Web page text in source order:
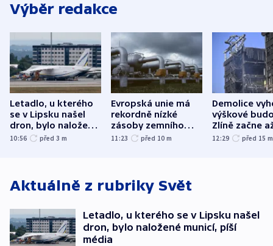
Výběr redakce
Letadlo, u kterého
se v Lipsku našel
dron, bylo naložené
municí, píší média
10:56 před 3 m
Evropská unie má
rekordně nízké
zásoby zemního
plynu
11:23 před 10 m
Demolice
výškové
Zlíně začne
následujících
12:29 před 15 m
Aktuálně z rubriky Svět
Letadlo, u kterého se v Lipsku našel
dron, bylo naložené municí, píší
média